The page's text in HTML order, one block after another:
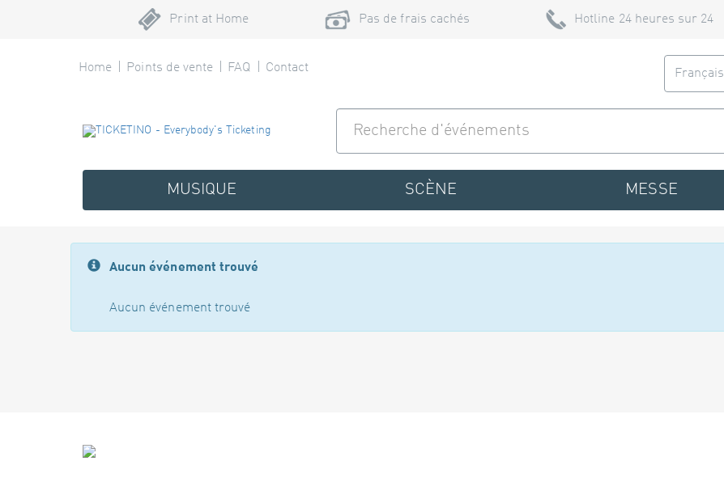
Print at Home Pas de frais cachés Hotline 24 heures sur 24
Home Points de vente FAQ Contact Français
MUSIQUE SCÈNE MESSE
Aucun événement trouvé
Aucun événement trouvé